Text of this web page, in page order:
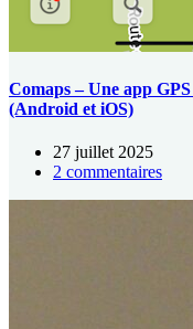
Comaps – Une app
(Android et iOS)
27 juillet 2025
2 commentaires